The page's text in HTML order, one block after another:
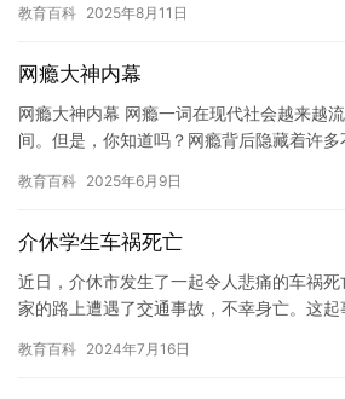
能永…
教育百科 2025年8月11日
网瘾大神内幕
网瘾大神内幕 网瘾一词在现代社会越来越
间。但是，你知道吗？网瘾背后隐藏着许
时…
教育百科 2025年6月9日
介休学生车祸死亡
近日，介休市发生了一起令人悲痛的车祸
家的路上遭遇了交通事故，不幸身亡。这
高中…
教育百科 2024年7月16日